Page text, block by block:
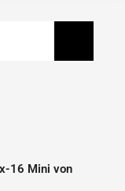
16 Mini von